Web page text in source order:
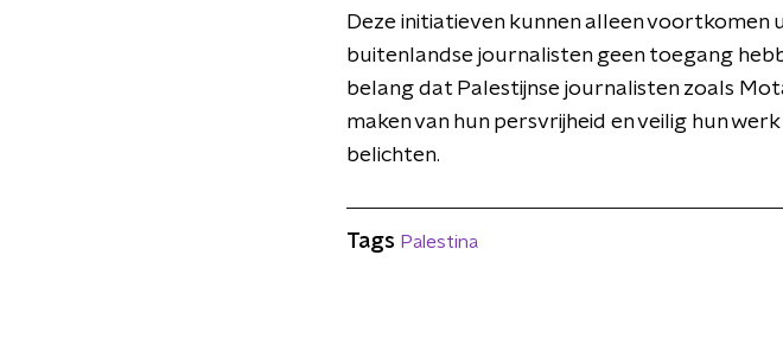
Deze initiatieven kunnen alleen
buitenlandse journalisten geen toegang
belang dat Palestijnse journalisten zoals
maken van hun persvrijheid en veilig hun
belichten.
Tags Palestina